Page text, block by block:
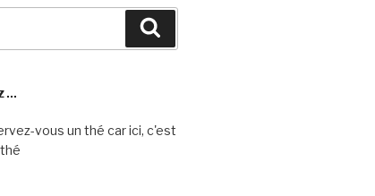
vous un thé car ici, c'est